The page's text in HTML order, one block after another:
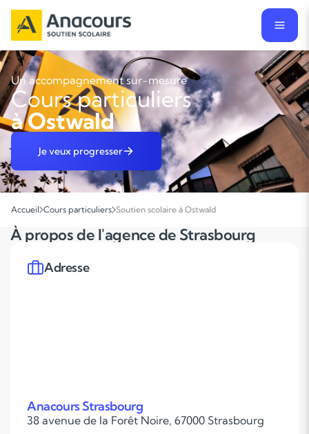
Un accompagnement sur-mesure
Cours particuliers
à Ostwald
Je veux progresser
Accueil Cours particuliers Soutien scolaire à Ostwald
À propos de l'agence de Strasbourg
Adresse
Anacours Strasbourg
38 avenue de la Forêt Noire, 67000 Strasbourg